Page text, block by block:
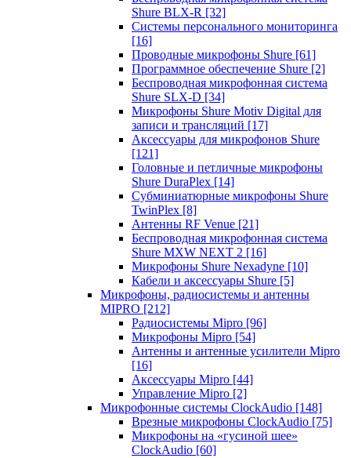
Shure BLX-R [32]
Системы персонального мониторинга
[16]
Проводные микрофоны Shure [61]
Программное обеспечение Shure [2]
Беспроводная микрофонная система
Shure SLX-D [34]
Микрофоны Shure Motiv Digital для
записи и трансляций [17]
Аксессуары для микрофонов Shure
[121]
Головные и петличные микрофоны
Shure DuraPlex [14]
Субминиатюрные микрофоны Shure
TwinPlex [8]
Антенны RF Venue [21]
Беспроводная микрофонная система
Shure MXW NEXT 2 [16]
Микрофоны Shure Nexadyne [10]
Кабели и аксессуары Shure [5]
Микрофоны, радиосистемы и антенны
MIPRO [212]
Радиосистемы Mipro [96]
Микрофоны Mipro [54]
Антенны и антенные усилители Mipro
[16]
Аксессуары Mipro [44]
Управление Mipro [2]
Микрофонные системы ClockAudio [148]
Врезные микрофоны ClockAudio [75]
Микрофоны на «гусиной шее»
ClockAudio [60]